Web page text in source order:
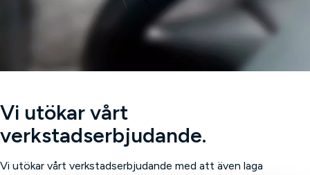
Vi utökar vårt
verkstadserbjudande.
Vi utökar vårt verkstadserbjudande med att även laga